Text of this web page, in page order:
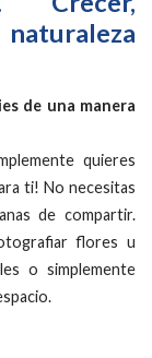
de una manera
quieres
ti! No necesitas
de compartir.
flores u
o simplemente